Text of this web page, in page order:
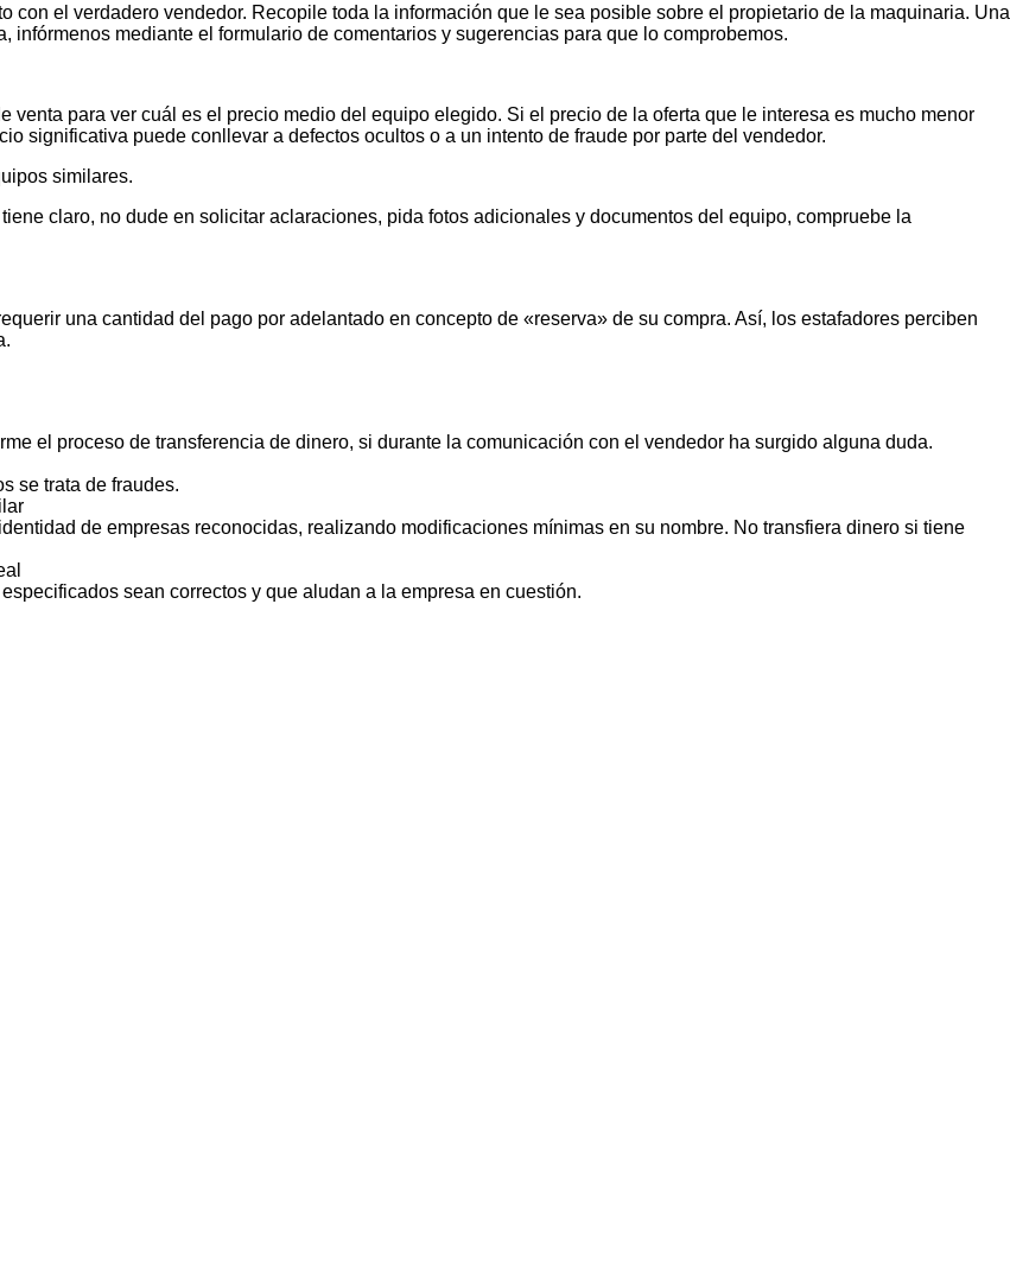
con el verdadero vendedor. Recopile toda la información que le sea posible sobre el propietario de la maquinaria. Una
mediante el formulario de comentarios y sugerencias para que lo comprobemos.
venta para ver cuál es el precio medio del equipo elegido. Si el precio de la oferta que le interesa es mucho menor
significativa puede conllevar a defectos ocultos o a un intento de fraude por parte del vendedor.
similares.
claro, no dude en solicitar aclaraciones, pida fotos adicionales y documentos del equipo, compruebe la
una cantidad del pago por adelantado en concepto de «reserva» de su compra. Así, los estafadores perciben
el proceso de transferencia de dinero, si durante la comunicación con el vendedor ha surgido alguna duda.
se trata de fraudes.
de empresas reconocidas, realizando modificaciones mínimas en su nombre. No transfiera dinero si tiene
sean correctos y que aludan a la empresa en cuestión.